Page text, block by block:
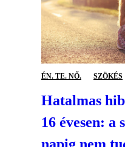
ÉN. TE. NŐ. SZÖKÉS
Hatalmas
16 évesen: a
napig nem